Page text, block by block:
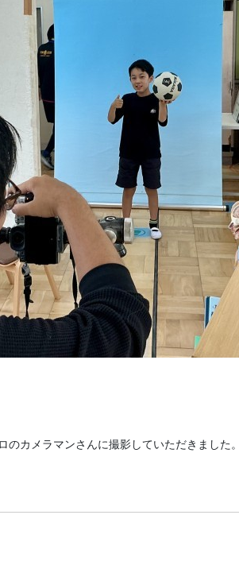
カメラマンさんに撮影していただきました。